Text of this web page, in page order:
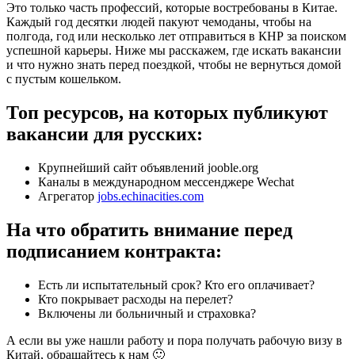
Это только часть профессий, которые востребованы в Китае.
Каждый год десятки людей пакуют чемоданы, чтобы на
полгода, год или несколько лет отправиться в КНР за поиском
успешной карьеры. Ниже мы расскажем, где искать вакансии
и что нужно знать перед поездкой, чтобы не вернуться домой
с пустым кошельком.
Топ ресурсов, на которых публикуют
вакансии для русских:
Крупнейший сайт объявлений jooble.org
Каналы в международном мессенджере Wechat
Агрегатор jobs.echinacities.com
На что обратить внимание перед
подписанием контракта:
Есть ли испытательный срок? Кто его оплачивает?
Кто покрывает расходы на перелет?
Включены ли больничный и страховка?
А если вы уже нашли работу и пора получать рабочую визу в
Китай, обращайтесь к нам 🙂